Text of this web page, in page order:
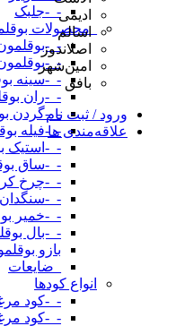
-_-جلبک
_محصولات
-_-
-_-
-_-سینه
-_-ران
-_-گردن
-_-فیله
-_-استیک
-_-ساق
-_-چرخ
-_-
-_-خمیر
-_-بال
بازو
_ضایعات
انواع کودها
-_-کود
-_-کود
ادیمی
اسالم
اصلاندوز
امین‌شهر
بافق
ورود / ثبت نام
علاقه‌مندی ها